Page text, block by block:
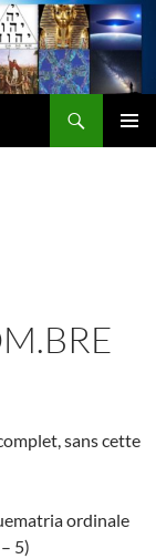
sans cette
ordinale
5)